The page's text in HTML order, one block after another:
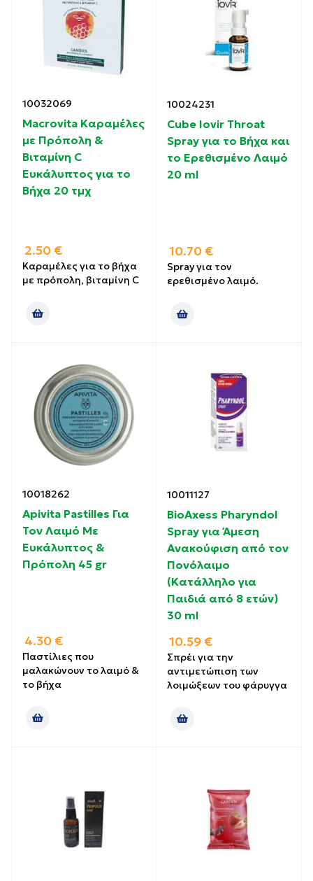
10032069
Macrovita Καραμέλες
με Πρόπολη &
Βιταμίνη C
Ευκάλυπτος για το
Βήχα 20 τμχ
2.50 €
Καραμέλες για το βήχα
με πρόπολη, βιταμίνη C
10024231
Cube Iovir Throat
Spray για το Βήχα και
το Ερεθισμένο Λαιμό
20 ml
10.70 €
Spray για τον
ερεθισμένο λαιμό.
10018262
Apivita Pastilles Για
Τον Λαιμό Με
Ευκάλυπτος &
Πρόπολη 45 gr
4.30 €
Παστίλιες που
μαλακώνουν το λαιμό &
το βήχα
10011127
BioAxess Pharyndol
Spray για Άμεση
Ανακούφιση από τον
Πονόλαιμο
(Κατάλληλο για
Παιδιά από 8 ετών)
30 ml
10.59 €
Σπρέι για την
αντιμετώπιση των
λοιμώξεων του φάρυγγα